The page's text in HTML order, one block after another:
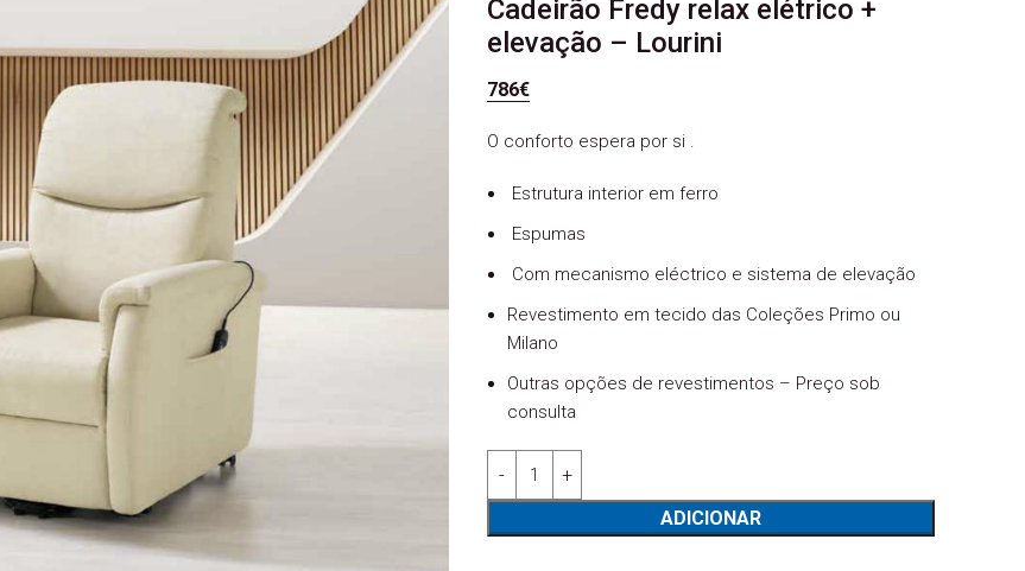
Cadeirão Fredy relax elétrico +
elevação – Lourini
786€
O conforto espera por si .
Estrutura interior em ferro
Espumas
Com mecanismo eléctrico e sistema de elevação
Revestimento em tecido das Coleções Primo ou
Milano
Outras opções de revestimentos – Preço sob
consulta
ADICIONAR